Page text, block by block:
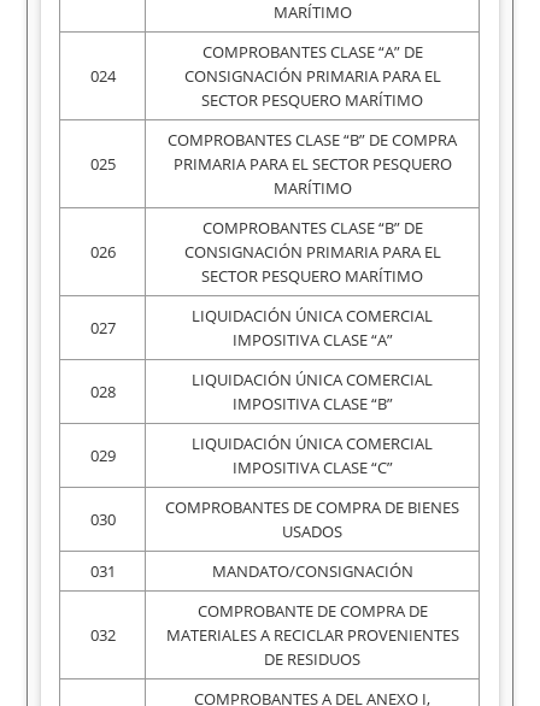
MARÍTIMO
024
COMPROBANTES CLASE “A” DE
CONSIGNACIÓN PRIMARIA PARA EL
SECTOR PESQUERO MARÍTIMO
025
COMPROBANTES CLASE “B” DE COMPRA
PRIMARIA PARA EL SECTOR PESQUERO
MARÍTIMO
026
COMPROBANTES CLASE “B” DE
CONSIGNACIÓN PRIMARIA PARA EL
SECTOR PESQUERO MARÍTIMO
027
LIQUIDACIÓN ÚNICA COMERCIAL
IMPOSITIVA CLASE “A”
028
LIQUIDACIÓN ÚNICA COMERCIAL
IMPOSITIVA CLASE “B”
029
LIQUIDACIÓN ÚNICA COMERCIAL
IMPOSITIVA CLASE “C”
030
COMPROBANTES DE COMPRA DE BIENES
USADOS
031
MANDATO/CONSIGNACIÓN
032
COMPROBANTE DE COMPRA DE
MATERIALES A RECICLAR PROVENIENTES
DE RESIDUOS
COMPROBANTES A DEL ANEXO I,